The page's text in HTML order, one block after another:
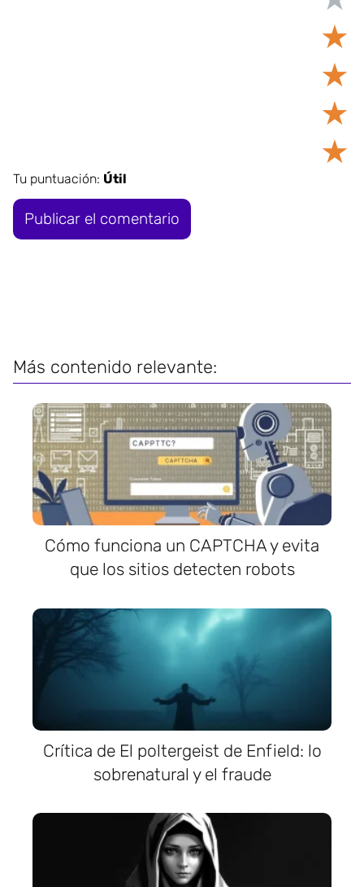
★
★
★
★
Tu puntuación: Útil
Más contenido relevante:
Cómo funciona un CAPTCHA y evita
que los sitios detecten robots
Crítica de El poltergeist de Enfield: lo
sobrenatural y el fraude